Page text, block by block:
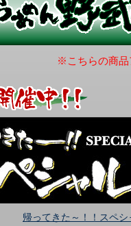
※こちらの商品
帰ってきた～！！スペ